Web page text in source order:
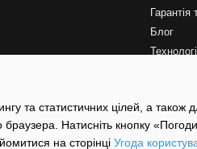
Блог
Центр
та статистичних цілей, а також
Натисніть кнопку
на сторінці Угода